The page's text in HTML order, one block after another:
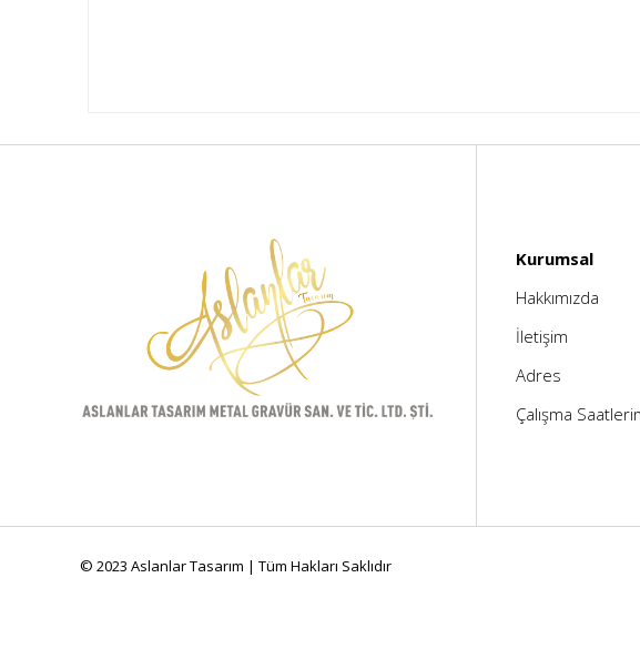
Kurumsal
Hakkımızda
İletişim
Adres
Çalışma
© 2023 Aslanlar Tasarım | Tüm Hakları Saklıdır